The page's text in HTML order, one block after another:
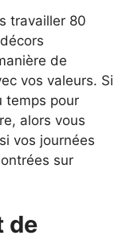
travailler 80
de
vos valeurs. Si
temps pour
alors vous
vos journées
sur
de